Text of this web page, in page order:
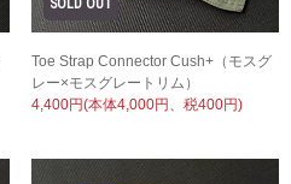
Toe Strap Connector Cush+（モスグ
レー×モスグレートリム）
4,400円(本体4,000円、税400円)